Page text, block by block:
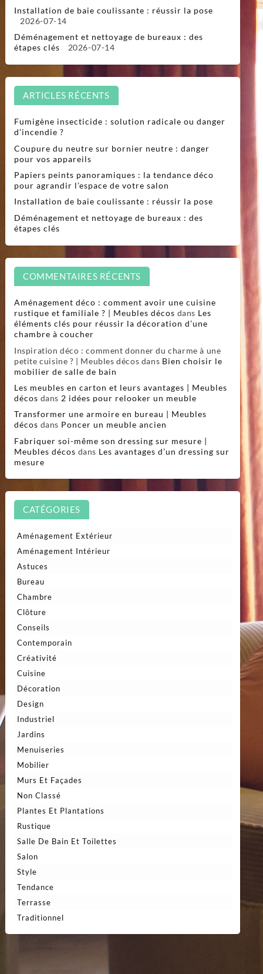
Installation de baie coulissante : réussir la pose
2026-07-14
Déménagement et nettoyage de bureaux : des
étapes clés
2026-07-14
ARTICLES RÉCENTS
Fumigène insecticide : solution radicale ou danger
d’incendie ?
Coupure du neutre sur bornier neutre : danger
pour vos appareils
Papiers peints panoramiques : la tendance déco
pour agrandir l’espace de votre salon
Installation de baie coulissante : réussir la pose
Déménagement et nettoyage de bureaux : des
étapes clés
COMMENTAIRES RÉCENTS
Aménagement déco : comment avoir une cuisine
rustique et familiale ? | Meubles décos dans Les
éléments clés pour réussir la décoration d’une
chambre à coucher
Inspiration déco : comment donner du charme à une
petite cuisine ? | Meubles décos dans Bien choisir le
mobilier de salle de bain
Les meubles en carton et leurs avantages | Meubles
décos dans 2 idées pour relooker un meuble
Transformer une armoire en bureau | Meubles
décos dans Poncer un meuble ancien
Fabriquer soi-même son dressing sur mesure |
Meubles décos dans Les avantages d’un dressing sur
mesure
CATÉGORIES
Aménagement Extérieur
Aménagement Intérieur
Astuces
Bureau
Chambre
Clôture
Conseils
Contemporain
Créativité
Cuisine
Décoration
Design
Industriel
Jardins
Menuiseries
Mobilier
Murs Et Façades
Non Classé
Plantes Et Plantations
Rustique
Salle De Bain Et Toilettes
Salon
Style
Tendance
Terrasse
Traditionnel